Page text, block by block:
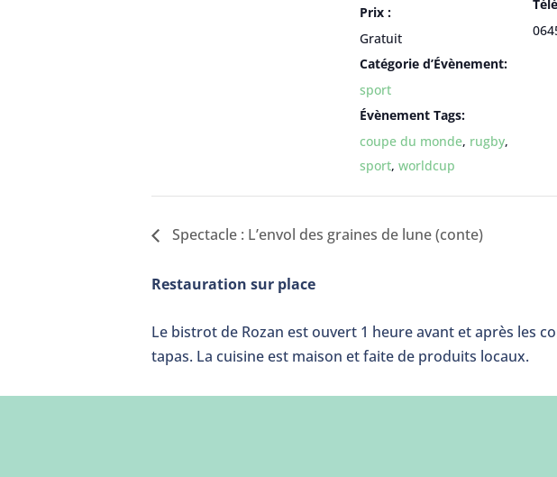
Prix :
Gratuit
Catégorie d’Évènement:
sport
Évènement Tags:
coupe du monde, rugby,
sport, worldcup
Spectacle : L’envol des graines de lune (conte)
Restauration sur place
Le bistrot de Rozan est ouvert 1 heure avant et après les
tapas. La cuisine est maison et faite de produits locaux.